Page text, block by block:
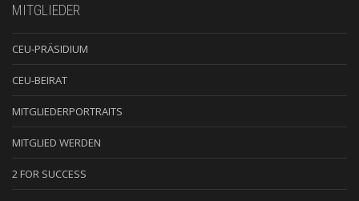
MITGLIEDER
CEU-PRÄSIDIUM
CEU-BEIRAT
MITGLIEDERPORTRAITS
MITGLIED WERDEN
2 FOR SUCCESS